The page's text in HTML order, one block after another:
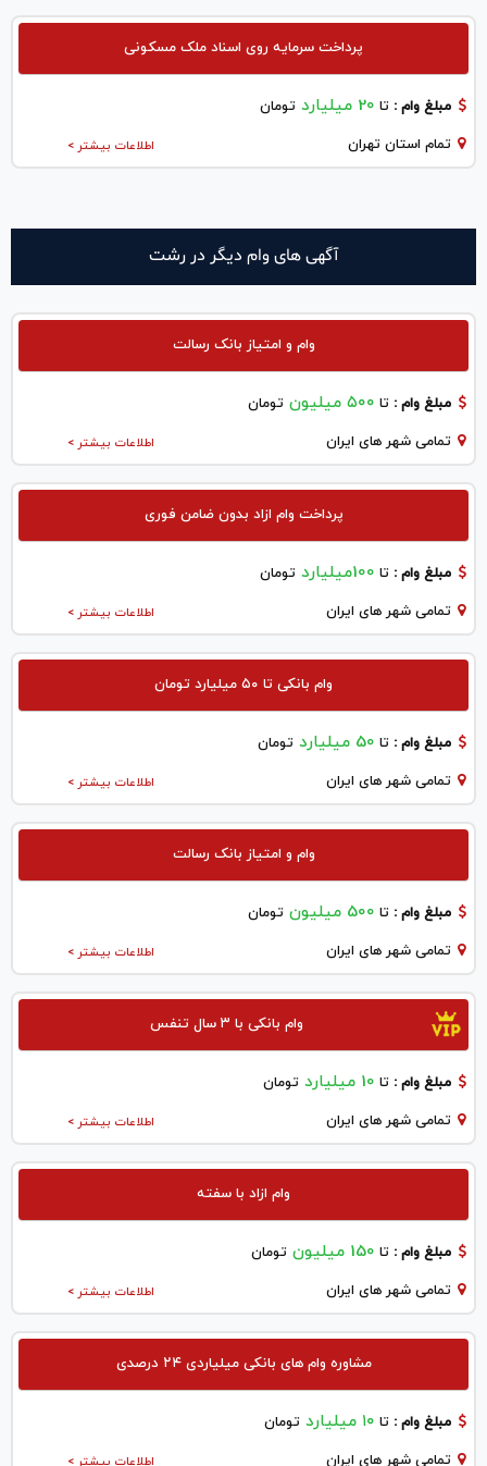
پرداخت سرمایه روی اسناد ملک مسکونی
مبلغ وام : تا 20 میلیارد تومان
اطلاعات بیشتر > تمام استان تهران
آگهی های وام دیگر در رشت
وام و امتیاز بانک رسالت
مبلغ وام : تا ۵۰۰ میلیون تومان
اطلاعات بیشتر > تمامی شهر های ایران
پرداخت وام ازاد بدون ضامن فوری
مبلغ وام : تا 100میلیارد تومان
اطلاعات بیشتر > تمامی شهر های ایران
وام بانکی تا ۵۰ میلیارد تومان
مبلغ وام : تا 50 میلیارد تومان
اطلاعات بیشتر > تمامی شهر های ایران
وام و امتیاز بانک رسالت
مبلغ وام : تا 500 میلیون تومان
اطلاعات بیشتر > تمامی شهر های ایران
وام بانکی با ۳ سال تنفس
مبلغ وام : تا 10 میلیارد تومان
اطلاعات بیشتر > تمامی شهر های ایران
وام ازاد با سفته
مبلغ وام : تا 150 میلیون تومان
اطلاعات بیشتر > تمامی شهر های ایران
مشاوره وام های بانکی میلیاردی ۲۴ درصدی
مبلغ وام : تا ۱۰ میلیارد تومان
اطلاعات بیشتر > تمامی شهر های ایران